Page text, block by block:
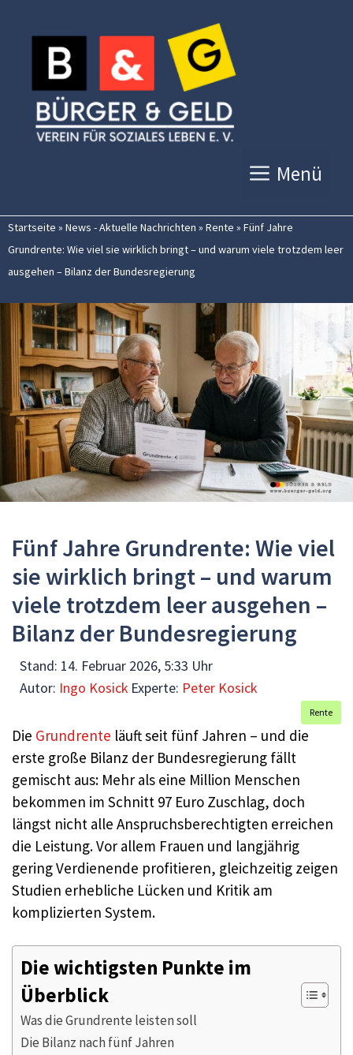
Inhalt
springen
Menü
Startseite » News - Aktuelle Nachrichten » Rente » Fünf Jahre
Grundrente: Wie viel sie wirklich bringt – und warum viele trotzdem leer
ausgehen – Bilanz der Bundesregierung
Fünf Jahre Grundrente: Wie viel
sie wirklich bringt – und warum
viele trotzdem leer ausgehen –
Bilanz der Bundesregierung
Stand: 14. Februar 2026, 5:33 Uhr
Autor: Ingo Kosick Experte: Peter Kosick
Rente
Die Grundrente läuft seit fünf Jahren – und die
erste große Bilanz der Bundesregierung fällt
gemischt aus: Mehr als eine Million Menschen
bekommen im Schnitt 97 Euro Zuschlag, doch
längst nicht alle Anspruchsberechtigten erreichen
die Leistung. Vor allem Frauen und langjährig
gering Verdienende profitieren, gleichzeitig zeigen
Studien erhebliche Lücken und Kritik am
komplizierten System.
Die wichtigsten Punkte im
Überblick
Was die Grundrente leisten soll
Die Bilanz nach fünf Jahren